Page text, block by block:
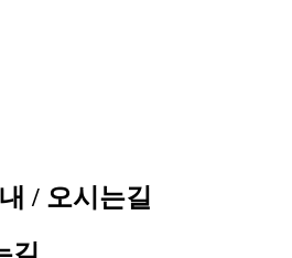
/ 오시는길